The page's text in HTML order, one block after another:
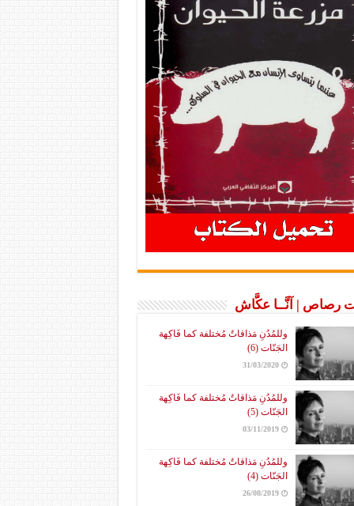
رصاص | آنَّــا عكَّاش
وللمُدُنِ مَذاقاتٌ مُختلفة كما فَاكِهة
الجَنّات (6)
31/03/2020
وللمُدُنِ مَذاقاتٌ مُختلفة كما فَاكِهة
الجَنّات (5)
03/11/2019
وللمُدُنِ مَذاقاتٌ مُختلفة كما فَاكِهة
الجَنّات (4)
26/08/2019